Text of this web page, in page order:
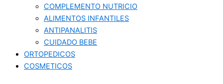
COMPLEMENTO NUTRICIO
ALIMENTOS INFANTILES
ANTIPANALITIS
CUIDADO BEBE
ORTOPEDICOS
COSMETICOS